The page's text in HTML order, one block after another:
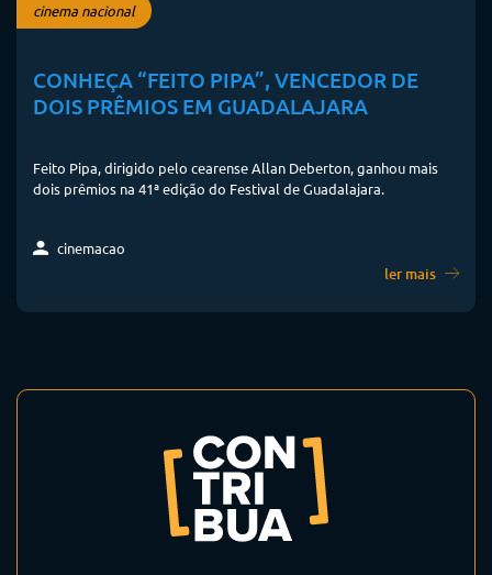
cinema nacional
CONHEÇA “FEITO PIPA”, VENCEDOR DE
DOIS PRÊMIOS EM GUADALAJARA
Feito Pipa, dirigido pelo cearense Allan Deberton, ganhou mais
dois prêmios na 41ª edição do Festival de Guadalajara.
cinemacao
ler mais